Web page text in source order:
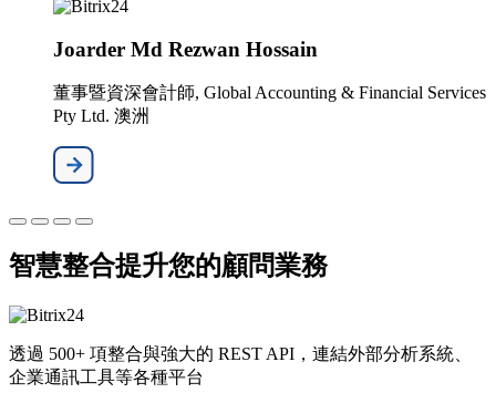
Joarder Md Rezwan Hossain
董事暨資深會計師, Global Accounting & Financial Services
Pty Ltd. 澳洲
智慧整合提升您的顧問業務
透過 500+ 項整合與強大的 REST API，連結外部分析系統、
企業通訊工具等各種平台